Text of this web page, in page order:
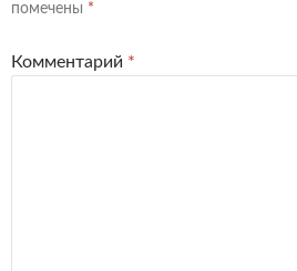
помечены *
Комментарий *